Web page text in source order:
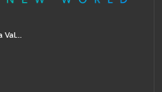
Val...